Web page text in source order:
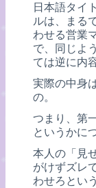
日本語タイ
ルは、まる
わせる営業
で、同じよ
ては逆に内
実際の中身
の。
つまり、第
というかに
本人の「見
がけずズレ
わせろとい